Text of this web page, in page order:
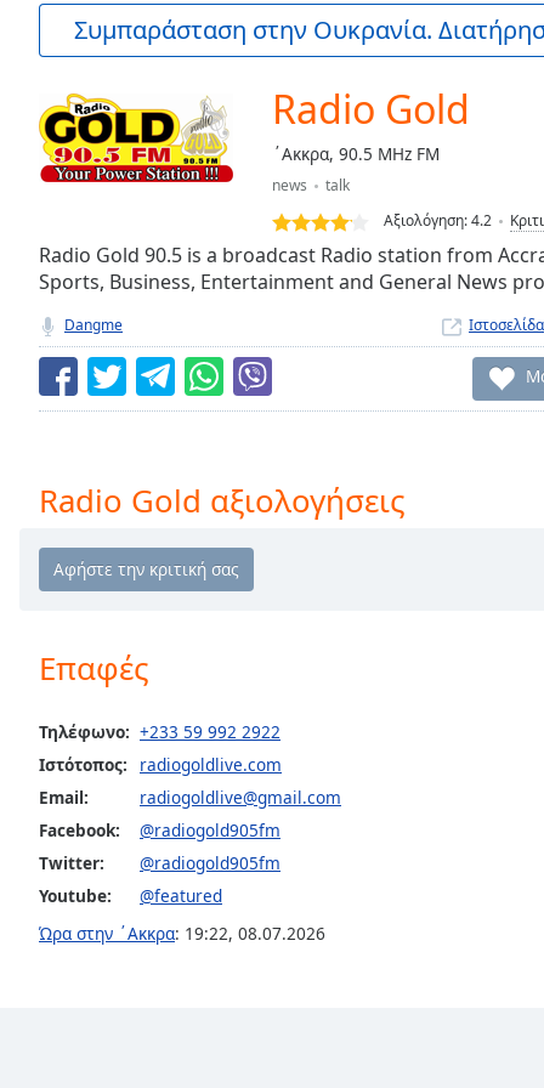
Current
0:00
Duration
Loaded:
0.00%
Seek to
currently
LIVE
Remaining
Rate
Chapters
Chapters
descriptions
selected
Subtitles
subtitles
settings
opens
settings
Συμπαράσταση στην Ουκρανία.
Radio Gold
΄Aκκρα, 90.5 MHz FM
news
talk
Αξιολόγηση:4.2
Radio Gold 90.5 is a broadcast Radio station from
Sports, Business, Entertainment and General News
Dangme Ιστοσελίδα
Radio Gold αξιολογήσεις
Επαφές
Τηλέφωνο: +233 59 992 2922
Ιστότοπος:
radiogoldlive.com
Email:
radiogoldlive@gmail.com
Facebook:
@radiogold905fm
Twitter:
@radiogold905fm
Youtube:
@featured
Ώρα στην ΄Aκκρα: 19:22, 08.07.2026